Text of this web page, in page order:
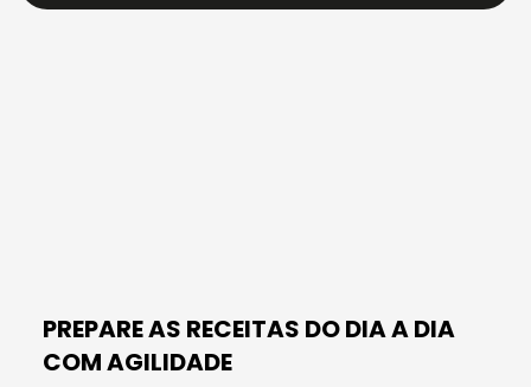
PREPARE AS RECEITAS DO DIA A DIA
COM AGILIDADE